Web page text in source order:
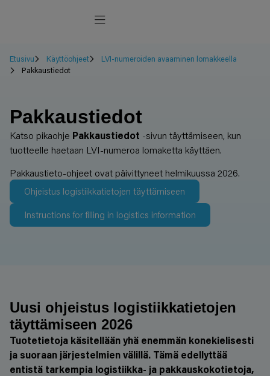
Etusivu Käyttöohjeet
LVI-numeroiden avaaminen lomakkeella
Pakkaustiedot
Pakkaustiedot
Katso pikaohje Pakkaustiedot -sivun täyttämiseen, kun
tuotteelle haetaan LVI-numeroa lomaketta käyttäen.
Pakkaustieto-ohjeet ovat päivittyneet helmikuussa 2026.
Ohjeistus logistiikkatietojen täyttämiseen
Instructions for filling in logistics information
Uusi ohjeistus logistiikkatietojen
täyttämiseen 2026
Tuotetietoja käsitellään yhä enemmän konekielisesti
ja suoraan järjestelmien välillä. Tämä edellyttää
entistä tarkempia logistiikka- ja pakkauskokotietoja,